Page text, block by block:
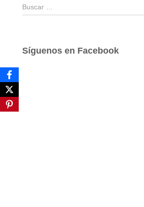
B
u
a
Síguenos en Facebook